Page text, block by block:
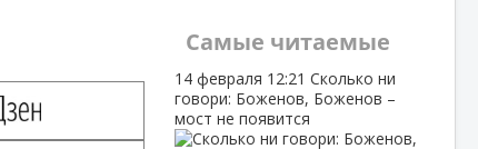
Самые читаемые
14 февраля 12:21 Сколько ни
говори: Боженов, Боженов –
мост не появится